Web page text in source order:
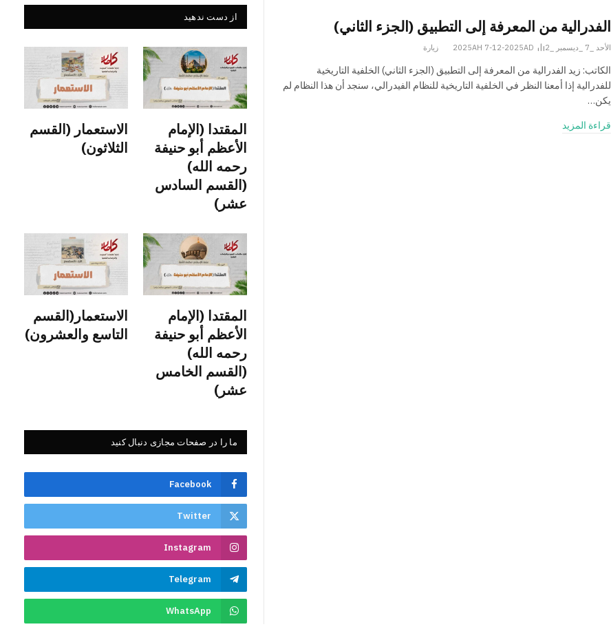
الفدرالية من المعرفة إلى التطبيق (الجزء الثاني)
الأحد _7 _ديسمبر _2025AH 7-12-2025AD 2 زيارة
الكاتب: زيد الفدرالية من المعرفة إلى التطبيق (الجزء الثاني) الخلفية التاريخية
للفدرالية إذا أمعنا النظر في الخلفية التاريخية للنظام الفيدرالي، سنجد أن هذا النظام لم
يكن…
قراءة المزيد
از دست ندهید
المقتدا (الإمام
الأعظم أبو حنيفة
رحمه الله)
(القسم السادس
عشر)
الاستعمار (القسم
الثلاثون)
المقتدا (الإمام
الأعظم أبو حنيفة
رحمه الله)
(القسم الخامس
عشر)
الاستعمار(القسم
التاسع والعشرون)
ما را در صفحات مجازی دنبال کنید
Facebook
Twitter
Instagram
Telegram
WhatsApp